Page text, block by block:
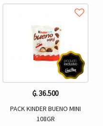
₲. 36.500
PACK KINDER BUENO MINI
108GR